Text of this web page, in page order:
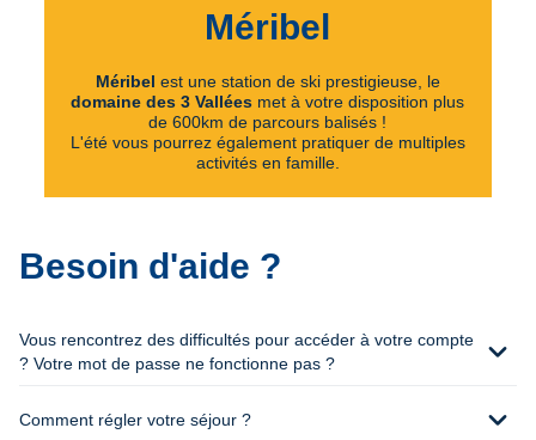
Méribel
Méribel est une station de ski prestigieuse, le
domaine des 3 Vallées met à votre disposition plus
de 600km de parcours balisés !
L'été vous pourrez également pratiquer de multiples
activités en famille.
Besoin d'aide ?
Vous rencontrez des difficultés pour accéder à votre compte
? Votre mot de passe ne fonctionne pas ?
expand_more
Comment régler votre séjour ? expand_more